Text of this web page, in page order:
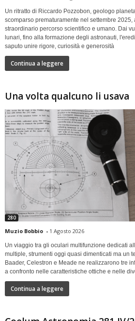
Un ritratto di Riccardo Pozzobon, geologo
scomparso prematuramente nel settembre
straordinario percorso scientifico e umano. Dai
lunari, fino alla formazione degli astronauti,
saputo unire rigore, curiosità e generosità
Continua a leggere
Una volta qualcuno li usava
280
Muzio Bobbio - 1 Agosto 2026
Un viaggio tra gli oculari multifunzione dedicati
multiple, strumenti oggi quasi dimenticati ma un
Baader, Celestron e Meade ne realizzarono tre
a confronto nelle caratteristiche ottiche e nelle
Continua a leggere